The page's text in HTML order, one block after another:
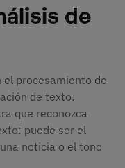
de
el procesamiento de
de texto.
que reconozca
puede ser el
noticia o el tono